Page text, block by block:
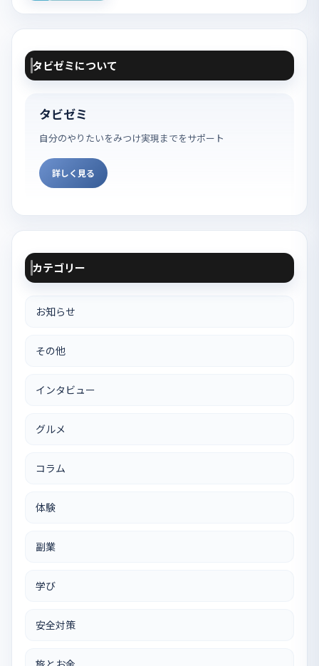
タビゼミについて
タビゼミ
自分のやりたいをみつけ実現までをサポート
詳しく見る
カテゴリー
お知らせ
その他
インタビュー
グルメ
コラム
体験
副業
学び
安全対策